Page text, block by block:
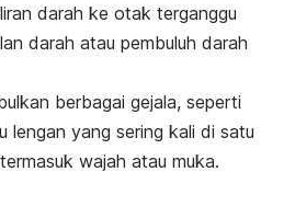
darah ke otak terganggu
darah atau pembuluh darah
berbagai gejala, seperti
lengan yang sering kali di satu
wajah atau muka.